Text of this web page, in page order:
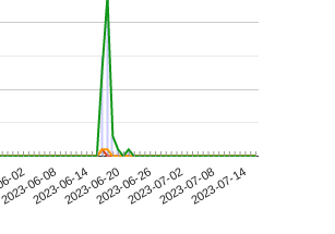
0206-08
2023-06-142023-06-202023-06-262023-07-022023-07-082023-07-14